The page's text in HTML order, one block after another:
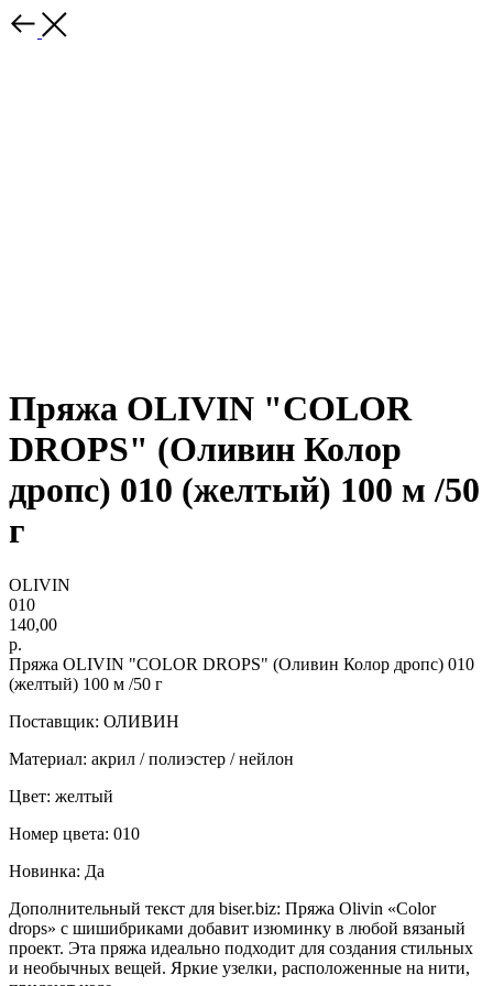
Пряжа OLIVIN "COLOR
DROPS" (Оливин Колор
дропс) 010 (желтый) 100 м /50
г
OLIVIN
010
140,00
р.
Пряжа OLIVIN "COLOR DROPS" (Оливин Колор дропс) 010
(желтый) 100 м /50 г
Поставщик: ОЛИВИН
Материал: акрил / полиэстер / нейлон
Цвет: желтый
Номер цвета: 010
Новинка: Да
Дополнительный текст для biser.biz: Пряжа Olivin «Color
drops» с шишибриками добавит изюминку в любой вязаный
проект. Эта пряжа идеально подходит для создания стильных
и необычных вещей. Яркие узелки, расположенные на нити,